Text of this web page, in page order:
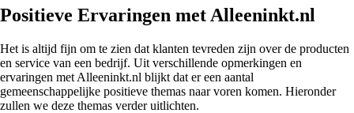
Positieve Ervaringen met Alleeninkt.nl
Het is altijd fijn om te zien dat klanten tevreden zijn over de producten
en service van een bedrijf. Uit verschillende opmerkingen en
ervaringen met Alleeninkt.nl blijkt dat er een aantal
gemeenschappelijke positieve themas naar voren komen. Hieronder
zullen we deze themas verder uitlichten.